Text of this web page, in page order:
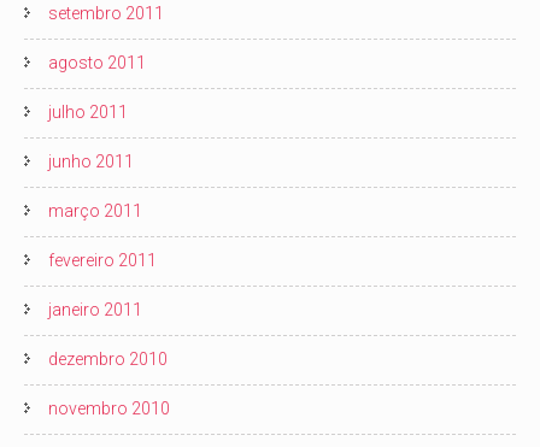
setembro 2011
agosto 2011
julho 2011
junho 2011
março 2011
fevereiro 2011
janeiro 2011
dezembro 2010
novembro 2010